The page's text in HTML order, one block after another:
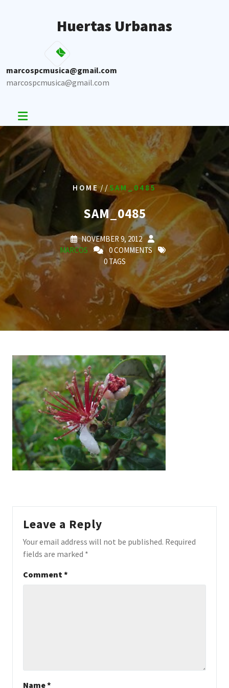
Huertas Urbanas
marcospcmusica@gmail.com
marcospcmusica@gmail.com
HOME/ /SAM_0485
SAM_0485
NOVEMBER 9, 2012
MARCOS
0 COMMENTS
0 TAGS
Leave a Reply
Your email address will not be published. Required
fields are marked *
Comment*
Name*